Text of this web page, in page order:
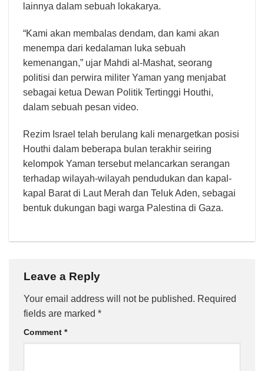
lainnya dalam sebuah lokakarya.
“Kami akan membalas dendam, dan kami akan
menempa dari kedalaman luka sebuah
kemenangan,” ujar Mahdi al-Mashat, seorang
politisi dan perwira militer Yaman yang menjabat
sebagai ketua Dewan Politik Tertinggi Houthi,
dalam sebuah pesan video.
Rezim Israel telah berulang kali menargetkan posisi
Houthi dalam beberapa bulan terakhir seiring
kelompok Yaman tersebut melancarkan serangan
terhadap wilayah-wilayah pendudukan dan kapal-
kapal Barat di Laut Merah dan Teluk Aden, sebagai
bentuk dukungan bagi warga Palestina di Gaza.
Leave a Reply
Your email address will not be published. Required
fields are marked *
Comment *